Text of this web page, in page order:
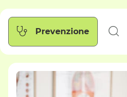
Prevenzione